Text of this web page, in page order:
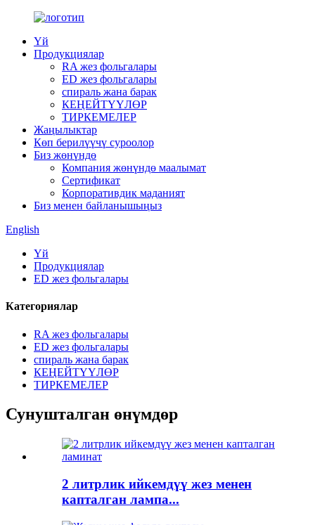
Үй
Продукциялар
RA жез фольгалары
ED жез фольгалары
спираль жана барак
КЕҢЕЙТҮҮЛӨР
ТИРКЕМЕЛЕР
Жаңылыктар
Көп берилүүчү суроолор
Биз жөнүндө
Компания жөнүндө маалымат
Сертификат
Корпоративдик маданият
Биз менен байланышыңыз
English
Үй
Продукциялар
ED жез фольгалары
Категориялар
RA жез фольгалары
ED жез фольгалары
спираль жана барак
КЕҢЕЙТҮҮЛӨР
ТИРКЕМЕЛЕР
Сунушталган өнүмдөр
2 литрлик ийкемдүү жез менен
капталган лампа...